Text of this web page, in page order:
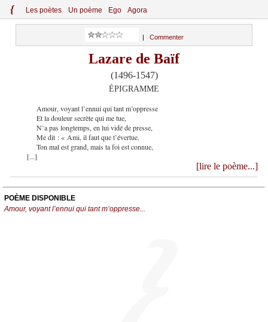
{ Les poètes Un poème Ego Agora
Commenter
Lazare de Baïf
(1496-1547)
ÉPIGRAMME
Amour, voyant l’ennui qui tant m’oppresse
Et la douleur secrète qui me tue,
N’a pas longtemps, en lui vidé de presse,
Me dit : « Ami, il faut que t’évertue.
Ton mal est grand, mais ta foi est connue,
[...]
[lire le poème...]
POÈME DISPONIBLE
Amour, voyant l’ennui qui tant m’oppresse...